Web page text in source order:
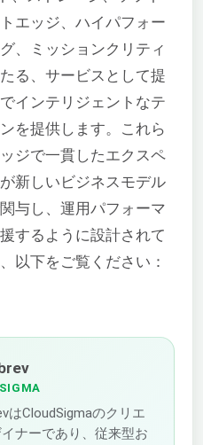
エッジ、ハイパフォー
、ミッションクリティ
る、サービスとして提
インテリジェントなテ
を提供します。これら
ジで一貫したエクスペ
新しいビジネスモデル
与し、運用パフォーマ
するように設計されて
以下をご覧ください：
はCloudSigmaのクリエ
ナーであり、従来型お